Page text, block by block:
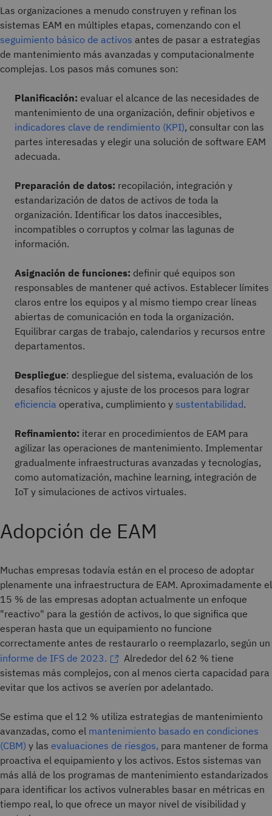
Las organizaciones a menudo construyen y refinan los
sistemas EAM en múltiples etapas, comenzando con el
seguimiento básico de activos antes de pasar a estrategias
de mantenimiento más avanzadas y computacionalmente
complejas. Los pasos más comunes son:
Planificación: evaluar el alcance de las necesidades de
mantenimiento de una organización, definir objetivos e
indicadores clave de rendimiento (KPI), consultar con las
partes interesadas y elegir una solución de software EAM
adecuada.
Preparación de datos: recopilación, integración y
estandarización de datos de activos de toda la
organización. Identificar los datos inaccesibles,
incompatibles o corruptos y colmar las lagunas de
información.
Asignación de funciones: definir qué equipos son
responsables de mantener qué activos. Establecer límites
claros entre los equipos y al mismo tiempo crear líneas
abiertas de comunicación en toda la organización.
Equilibrar cargas de trabajo, calendarios y recursos entre
departamentos.
Despliegue: despliegue del sistema, evaluación de los
desafíos técnicos y ajuste de los procesos para lograr
eficiencia operativa, cumplimiento y sustentabilidad.
Refinamiento: iterar en procedimientos de EAM para
agilizar las operaciones de mantenimiento. Implementar
gradualmente infraestructuras avanzadas y tecnologías,
como automatización, machine learning, integración de
IoT y simulaciones de activos virtuales.
Adopción de EAM
Muchas empresas todavía están en el proceso de adoptar
plenamente una infraestructura de EAM. Aproximadamente el
15 % de las empresas adoptan actualmente un enfoque
"reactivo" para la gestión de activos, lo que significa que
esperan hasta que un equipamiento no funcione
correctamente antes de restaurarlo o reemplazarlo, según un
informe de IFS de 2023.
Alrededor del 62 % tiene
sistemas más complejos, con al menos cierta capacidad para
evitar que los activos se averíen por adelantado.
Se estima que el 12 % utiliza estrategias de mantenimiento
avanzadas, como el mantenimiento basado en condiciones
(CBM) y las evaluaciones de riesgos, para mantener de forma
proactiva el equipamiento y los activos. Estos sistemas van
más allá de los programas de mantenimiento estandarizados
para identificar los activos vulnerables basar en métricas en
tiempo real, lo que ofrece un mayor nivel de visibilidad y